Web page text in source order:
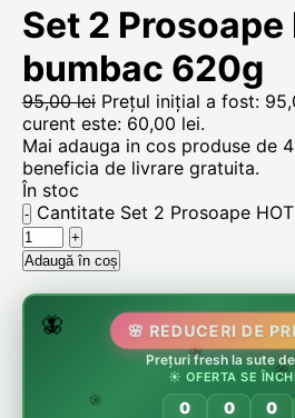
Set 2 Prosoape
bumbac 620g
95,00lei Prețul inițial a fost:
curent este: 60,00 lei.
Mai adauga in cos produse de
beneficia de livrare gratuita.
În stoc
Cantitate Set 2 Prosoape
Adaugă în coș
🌸
🌸
🌷
🦋 🌸 REDUCERI DE
Prețuri fresh la sute
☀️ OFERTA SE
0 0 0